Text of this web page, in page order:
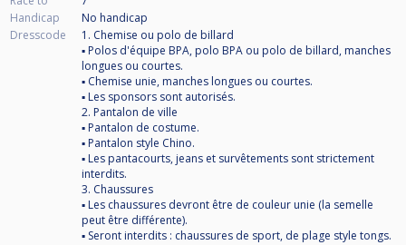
Handicap
No handicap
Dresscode
1. Chemise ou polo de billard
▪ Polos d'équipe BPA, polo BPA ou polo de billard, manches
longues ou courtes.
▪ Chemise unie, manches longues ou courtes.
▪ Les sponsors sont autorisés.
2. Pantalon de ville
▪ Pantalon de costume.
▪ Pantalon style Chino.
▪ Les pantacourts, jeans et survêtements sont strictement
interdits.
3. Chaussures
▪ Les chaussures devront être de couleur unie (la semelle
peut être différente).
▪ Seront interdits : chaussures de sport, de plage style tongs.